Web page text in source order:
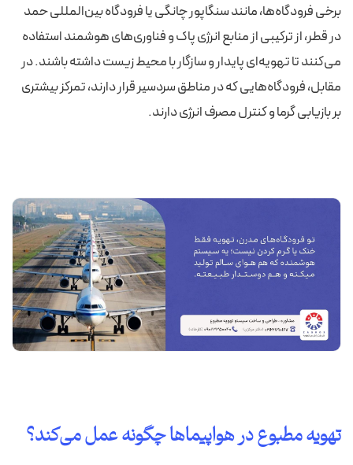
برخی فرودگاه‌ها، مانند سنگاپور چانگی یا فرودگاه بین‌المللی حمد
در قطر، از ترکیبی از منابع انرژی پاک و فناوری‌های هوشمند استفاده
می‌کنند تا تهویه‌ای پایدار و سازگار با محیط زیست داشته باشند. در
مقابل، فرودگاه‌هایی که در مناطق سردسیر قرار دارند، تمرکز بیشتری
بر بازیابی گرما و کنترل مصرف انرژی دارند.
تهویه مطبوع در هواپیماها چگونه عمل می‌کند؟